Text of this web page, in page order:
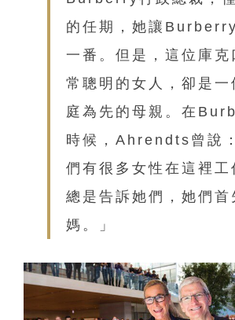
的任期，她讓
一番。但是，這位庫克
常聰明的女人，卻是一
庭為先的母親。在
時候，Ahrendts曾說
們有很多女性在這裡工
總是告訴她們，她們首
媽。」